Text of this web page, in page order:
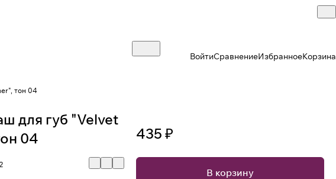
ВойтиСравнениеИзбранноеКорзина
тон 04
для губ "Velvet
04
435 ₽
В корзину